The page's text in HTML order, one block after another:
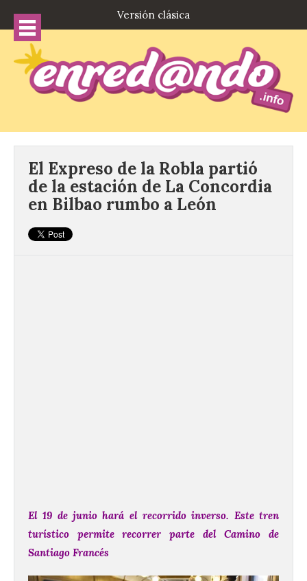
Versión clásica
El Expreso de la Robla partió
de la estación de La Concordia
en Bilbao rumbo a León
El 19 de junio hará el recorrido inverso. Este tren
turístico permite recorrer parte del Camino de
Santiago Francés